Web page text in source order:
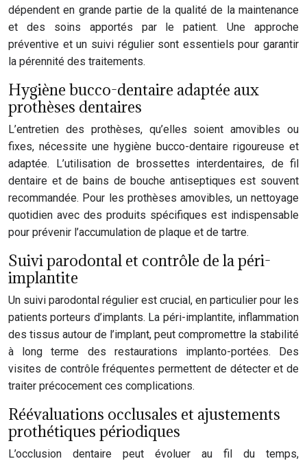
dépendent en grande partie de la qualité de la maintenance
et des soins apportés par le patient. Une approche
préventive et un suivi régulier sont essentiels pour garantir
la pérennité des traitements.
Hygiène bucco-dentaire adaptée aux
prothèses dentaires
L’entretien des prothèses, qu’elles soient amovibles ou
fixes, nécessite une hygiène bucco-dentaire rigoureuse et
adaptée. L’utilisation de brossettes interdentaires, de fil
dentaire et de bains de bouche antiseptiques est souvent
recommandée. Pour les prothèses amovibles, un nettoyage
quotidien avec des produits spécifiques est indispensable
pour prévenir l’accumulation de plaque et de tartre.
Suivi parodontal et contrôle de la péri-
implantite
Un suivi parodontal régulier est crucial, en particulier pour les
patients porteurs d’implants. La péri-implantite, inflammation
des tissus autour de l’implant, peut compromettre la stabilité
à long terme des restaurations implanto-portées. Des
visites de contrôle fréquentes permettent de détecter et de
traiter précocement ces complications.
Réévaluations occlusales et ajustements
prothétiques périodiques
L’occlusion dentaire peut évoluer au fil du temps,